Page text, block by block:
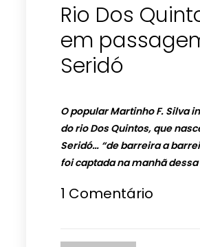
Rio Dos
em
Seridó
O popular Martinho F. Silva
do rio Dos Quintos, que
Seridó… “de barreira a
foi captada na manhã
1 Comentário